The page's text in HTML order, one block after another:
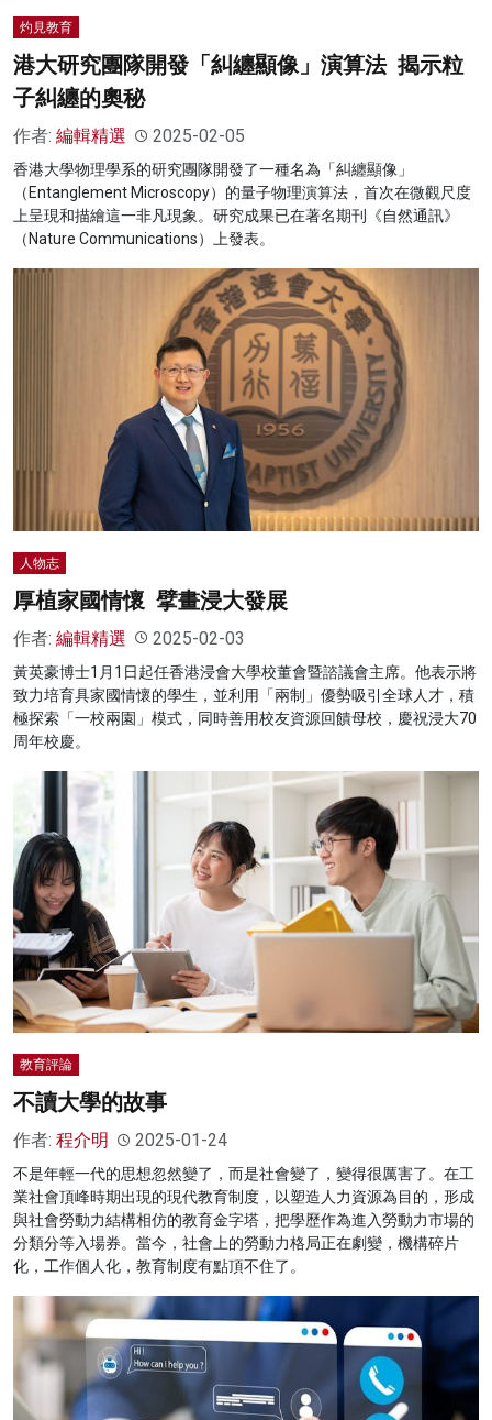
灼見教育
港大研究團隊開發「糾纏顯像」演算法 揭示粒
子糾纏的奧秘
作者: 編輯精選 2025-02-05
香港大學物理學系的研究團隊開發了一種名為「糾纏顯像」
（Entanglement Microscopy）的量子物理演算法，首次在微觀尺度
上呈現和描繪這一非凡現象。研究成果已在著名期刊《自然通訊》
（Nature Communications）上發表。
人物志
厚植家國情懷 擘畫浸大發展
作者: 編輯精選 2025-02-03
黃英豪博士1月1日起任香港浸會大學校董會暨諮議會主席。他表示將
致力培育具家國情懷的學生，並利用「兩制」優勢吸引全球人才，積
極探索「一校兩園」模式，同時善用校友資源回饋母校，慶祝浸大70
周年校慶。
教育評論
不讀大學的故事
作者: 程介明 2025-01-24
不是年輕一代的思想忽然變了，而是社會變了，變得很厲害了。在工
業社會頂峰時期出現的現代教育制度，以塑造人力資源為目的，形成
與社會勞動力結構相仿的教育金字塔，把學歷作為進入勞動力市場的
分類分等入場券。當今，社會上的勞動力格局正在劇變，機構碎片
化，工作個人化，教育制度有點頂不住了。